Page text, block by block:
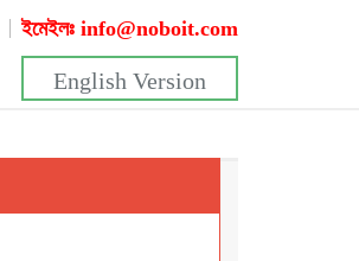
ইমেইলঃ info@noboit.com
English Version